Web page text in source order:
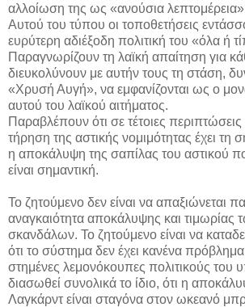
αλλοίωση της ως «ανούσια
Αυτού του τύπου οι τοποθετήσεις
ευρύτερη αδιέξοδη πολιτική του «όλα ή
Παραγνωρίζουν τη λαϊκή απαίτηση για
διευκολύνουν με αυτήν τους τη στάση,
«Χρυσή Αυγή», να εμφανίζονται ως ο
αυτού του λαϊκού αιτήματος.
Παραβλέπουν ότι σε τέτοιες
τήρηση της αστικής νομιμότητας έχει τη
η αποκάλυψη της σαπίλας του αστικού
είναι σημαντική.
Το ζητούμενο δεν είναι να απαξιώνεται
αναγκαιότητα αποκάλυψης και τιμωρίας
σκανδάλων. Το ζητούμενο είναι να
ότι το σύστημα δεν έχει κανένα
στημένες λεμονόκουπες πολιτικούς του
διασωθεί συνολικά το ίδιο, ότι η
Λαγκάρντ είναι σταγόνα στον ωκεανό